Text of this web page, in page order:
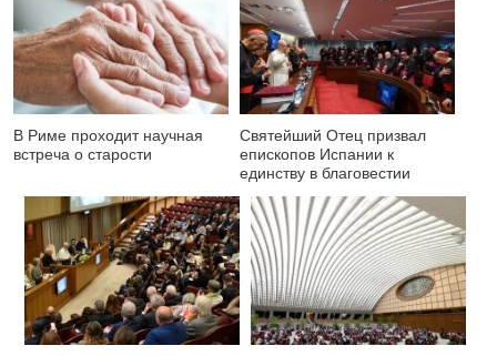
В Риме проходит научная
встреча о старости
Святейший Отец призвал
епископов Испании к
единству в благовестии